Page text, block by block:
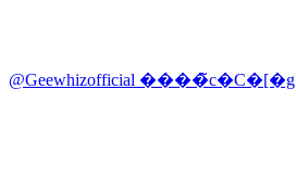
@Geewhizofficial ����̃c�C�[�g